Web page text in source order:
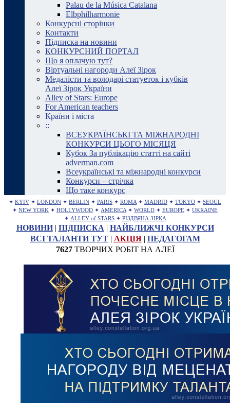
Palau de la Música Catalana
Elbphilharmonie
Конкурсні сторінки
Контакти
Підписка на новини
КОНКУРСНИЙ ПОРТАЛ
Що я оплачую тут?
Віртуальні нагороди Алеї Зірок
Медалісти та володарі статуеток і кубків
Алеї Зірок України
Alley of Stars: Europe
For American teachers
Країни і міста
::
ВСЕУКРАЇНСЬКІ ТА МІЖНАРОДНІ
КОНКУРСИ ЦЬОГО МІСЯЦЯ
Кубок За публікацію статті на сайті
adverman.com
Всеукраїнські та міжнародні конкурси
Конкурси – стрічка
Що таке конкурс
✦ KYIV ✦ LONDON ✦ BERLIN ✦ PARIS ✦ ROMA ✦ MADRID ✦ TOKYO ✦ SEOUL
✦ NEW YORK ✦ HOLLYWOOD ✦ AMERICA ✦ WORLD ✦ EUROPE ✦ UKRAINE
✦ ALLEY of STARS ✦ РІЗДВЯНА ЗІРКА
НОВИНИ| ПІДПИСКА | НАЙБЛИЖЧІ КОНКУРСИ
ВСІ ТАЛАНТИ ТУТ| АКЦІЯ| ПЕДАГОГАМ
7627ТВОРЧИХ РОБІТ НА АЛЕЇ